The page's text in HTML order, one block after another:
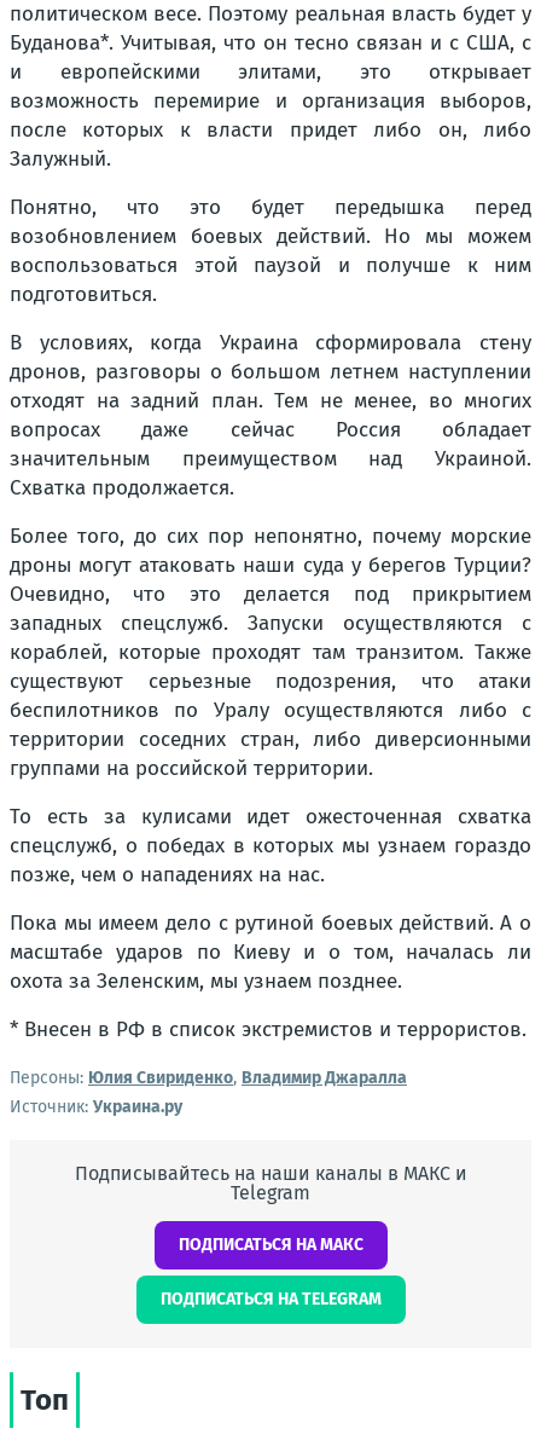
политическом весе. Поэтому реальная власть будет у
Буданова*. Учитывая, что он тесно связан и с США, с
и европейскими элитами, это открывает
возможность перемирие и организация выборов,
после которых к власти придет либо он, либо
Залужный.
Понятно, что это будет передышка перед
возобновлением боевых действий. Но мы можем
воспользоваться этой паузой и получше к ним
подготовиться.
В условиях, когда Украина сформировала стену
дронов, разговоры о большом летнем наступлении
отходят на задний план. Тем не менее, во многих
вопросах даже сейчас Россия обладает
значительным преимуществом над Украиной.
Схватка продолжается.
Более того, до сих пор непонятно, почему морские
дроны могут атаковать наши суда у берегов Турции?
Очевидно, что это делается под прикрытием
западных спецслужб. Запуски осуществляются с
кораблей, которые проходят там транзитом. Также
существуют серьезные подозрения, что атаки
беспилотников по Уралу осуществляются либо с
территории соседних стран, либо диверсионными
группами на российской территории.
То есть за кулисами идет ожесточенная схватка
спецслужб, о победах в которых мы узнаем гораздо
позже, чем о нападениях на нас.
Пока мы имеем дело с рутиной боевых действий. А о
масштабе ударов по Киеву и о том, началась ли
охота за Зеленским, мы узнаем позднее.
* Внесен в РФ в список экстремистов и террористов.
Персоны: Юлия Свириденко, Владимир Джаралла
Источник: Украина.ру
Подписывайтесь на наши каналы в МАКС и
Telegram
ПОДПИСАТЬСЯ НА МАКС
ПОДПИСАТЬСЯ НА TELEGRAM
Топ